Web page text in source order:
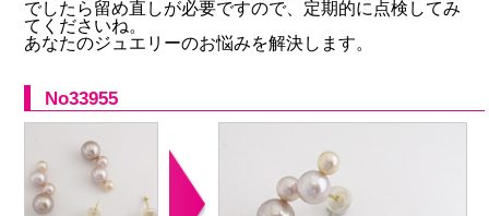
でしたら留め直しが必要ですので、定期的に点検してみ
てくださいね。
あなたのジュエリーのお悩みを解決します。
No33955